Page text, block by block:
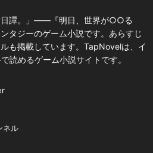
日譚。」――『明日、世界が○○る
タジーのゲーム小説です。あらすじ
も掲載しています。TapNovelは、イ
読めるゲーム小説サイトです。
ネル